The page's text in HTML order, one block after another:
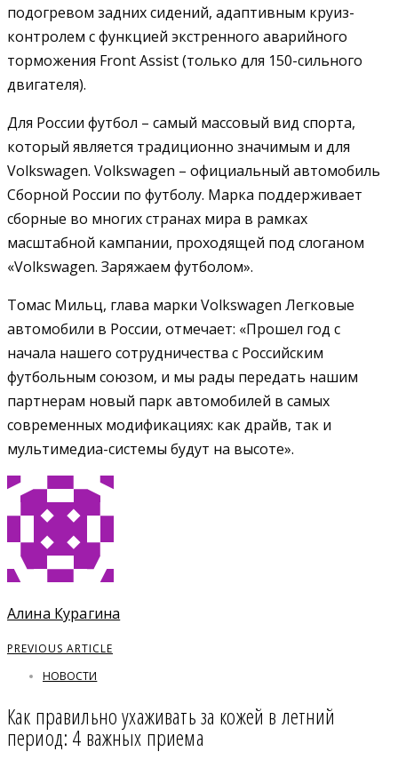
подогревом задних сидений, адаптивным круиз-
контролем с функцией экстренного аварийного
торможения Front Assist (только для 150-сильного
двигателя).
Для России футбол – самый массовый вид спорта,
который является традиционно значимым и для
Volkswagen. Volkswagen – официальный автомобиль
Сборной России по футболу. Марка поддерживает
сборные во многих странах мира в рамках
масштабной кампании, проходящей под слоганом
«Volkswagen. Заряжаем футболом».
Томас Мильц, глава марки Volkswagen Легковые
автомобили в России, отмечает: «Прошел год с
начала нашего сотрудничества с Российским
футбольным союзом, и мы рады передать нашим
партнерам новый парк автомобилей в самых
современных модификациях: как драйв, так и
мультимедиа-системы будут на высоте».
Алина Курагина
PREVIOUS ARTICLE
НОВОСТИ
Как правильно ухаживать за кожей в летний
период: 4 важных приема